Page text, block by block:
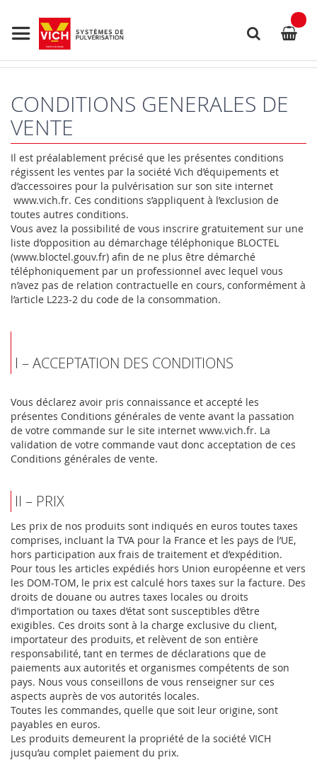
au
contenu
Rechercher
CONDITIONS GENERALES DE
VENTE
Il est préalablement précisé que les présentes conditions
régissent les ventes par la société Vich d’équipements et
d’accessoires pour la pulvérisation sur son site internet
www.vich.fr. Ces conditions s’appliquent à l’exclusion de
toutes autres conditions.
Vous avez la possibilité de vous inscrire gratuitement sur une
liste d’opposition au démarchage téléphonique BLOCTEL
(www.bloctel.gouv.fr) afin de ne plus être démarché
téléphoniquement par un professionnel avec lequel vous
n’avez pas de relation contractuelle en cours, conformément à
l’article L223-2 du code de la consommation.
I – ACCEPTATION DES CONDITIONS
Vous déclarez avoir pris connaissance et accepté les
présentes Conditions générales de vente avant la passation
de votre commande sur le site internet www.vich.fr. La
validation de votre commande vaut donc acceptation de ces
Conditions générales de vente.
II – PRIX
Les prix de nos produits sont indiqués en euros toutes taxes
comprises, incluant la TVA pour la France et les pays de l’UE,
hors participation aux frais de traitement et d’expédition.
Pour tous les articles expédiés hors Union européenne et vers
les DOM-TOM, le prix est calculé hors taxes sur la facture. Des
droits de douane ou autres taxes locales ou droits
d’importation ou taxes d’état sont susceptibles d’être
exigibles. Ces droits sont à la charge exclusive du client,
importateur des produits, et relèvent de son entière
responsabilité, tant en termes de déclarations que de
paiements aux autorités et organismes compétents de son
pays. Nous vous conseillons de vous renseigner sur ces
aspects auprès de vos autorités locales.
Toutes les commandes, quelle que soit leur origine, sont
payables en euros.
Les produits demeurent la propriété de la société VICH
jusqu’au complet paiement du prix.